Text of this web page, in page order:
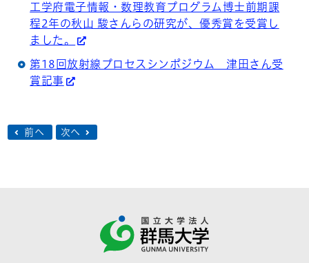
工学府電子情報・数理教育プログラム博士前期課
程2年の秋山 駿さんらの研究が、優秀賞を受賞し
ました。
第18回放射線プロセスシンポジウム 津田さん受
賞記事
前へ 次へ